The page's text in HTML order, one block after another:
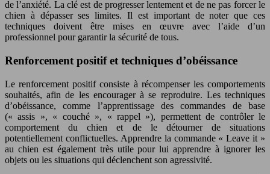
de l’anxiété. La clé est de progresser lentement et de ne pas forcer le
chien à dépasser ses limites. Il est important de noter que ces
techniques doivent être mises en œuvre avec l’aide d’un
professionnel pour garantir la sécurité de tous.
Renforcement positif et techniques d’obéissance
Le renforcement positif consiste à récompenser les comportements
souhaités, afin de les encourager à se reproduire. Les techniques
d’obéissance, comme l’apprentissage des commandes de base
(« assis », « couché », « rappel »), permettent de contrôler le
comportement du chien et de le détourner de situations
potentiellement conflictuelles. Apprendre la commande « Leave it »
au chien est également très utile pour lui apprendre à ignorer les
objets ou les situations qui déclenchent son agressivité.